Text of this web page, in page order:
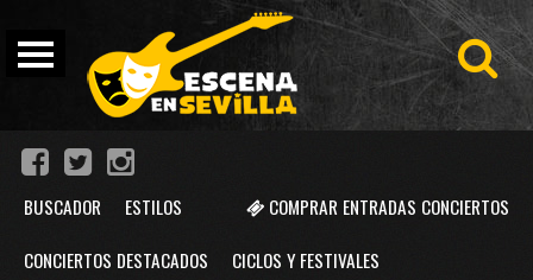
COMPRAR ENTRADAS CONCIERTOS
BUSCADOR ESTILOS
CONCIERTOS DESTACADOS CICLOS Y FESTIVALES